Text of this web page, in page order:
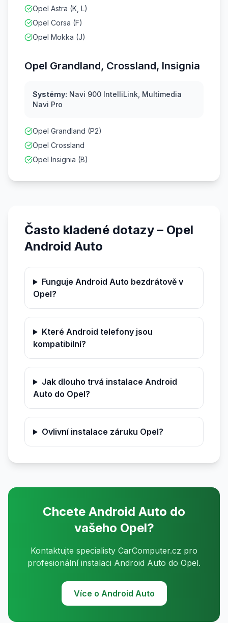
Opel Astra (K, L)
Opel Corsa (F)
Opel Mokka (J)
Opel Grandland, Crossland, Insignia
Systémy: Navi 900 IntelliLink, Multimedia
Navi Pro
Opel Grandland (P2)
Opel Crossland
Opel Insignia (B)
Často kladené dotazy – Opel
Android Auto
Funguje Android Auto bezdrátově v
Opel?
Které Android telefony jsou
kompatibilní?
Jak dlouho trvá instalace Android
Auto do Opel?
Ovlivní instalace záruku Opel?
Chcete Android Auto do
vašeho Opel?
Kontaktujte specialisty CarComputer.cz pro
profesionální instalaci Android Auto do Opel.
Více o Android Auto